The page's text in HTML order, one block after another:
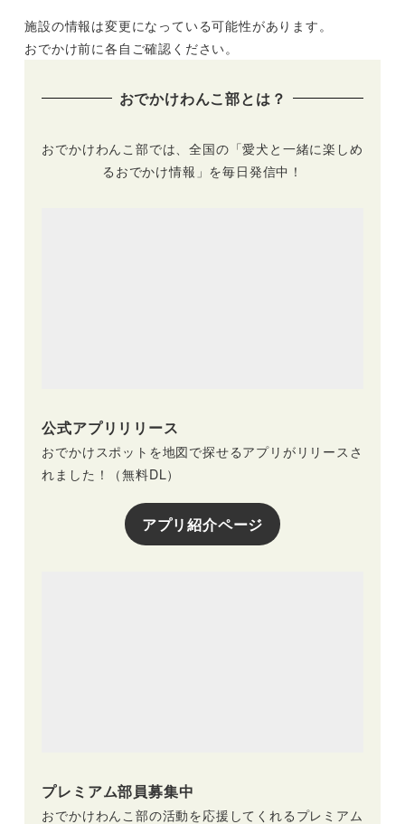
し切り宿「Rakuten
STAY 富士 河口湖
る「Rakuten STAY
TERRACE 箱根小涌
施設の情報は変更になっている可能性があります。
おでかけ前に各自ご確認ください。
おでかけわんこ部とは？
おでかけわんこ部では、全国の「愛犬と一緒に楽しめ
るおでかけ情報」を毎日発信中！
公式アプリリリース
おでかけスポットを地図で探せるアプリがリリースさ
れました！（無料DL）
アプリ紹介ページ
プレミアム部員募集中
おでかけわんこ部の活動を応援してくれるプレミアム